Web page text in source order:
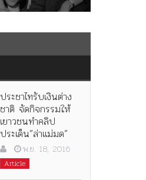
ประชาไทรับเงินต่าง
ชาติ จัดกิจกรรมให้
เยาวชนทำคลิป
ประเด็น”ล่าแม่มด”
พ.ย. 18, 2016
Article